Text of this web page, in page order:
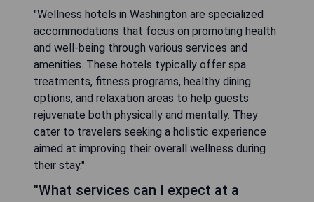
"Wellness hotels in Washington are specialized
accommodations that focus on promoting health
and well-being through various services and
amenities. These hotels typically offer spa
treatments, fitness programs, healthy dining
options, and relaxation areas to help guests
rejuvenate both physically and mentally. They
cater to travelers seeking a holistic experience
aimed at improving their overall wellness during
their stay."
"What services can I expect at a